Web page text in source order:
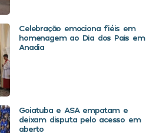
Celebração emociona fiéis em
homenagem ao Dia dos Pais em
Anadia
Goiatuba e ASA empatam e
deixam disputa pelo acesso em
aberto